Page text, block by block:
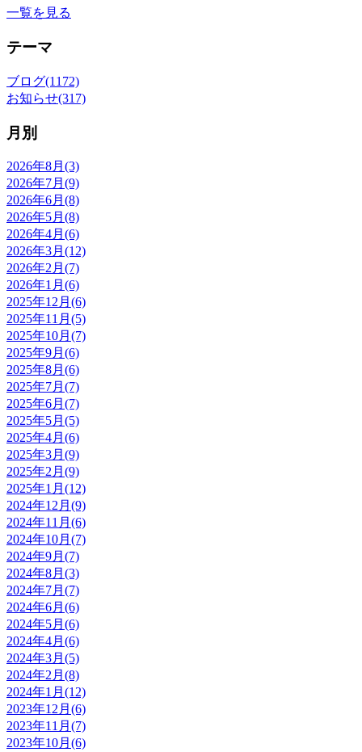
一覧を見る
テーマ
ブログ(1172)
お知らせ(317)
月別
2026年8月(3)
2026年7月(9)
2026年6月(8)
2026年5月(8)
2026年4月(6)
2026年3月(12)
2026年2月(7)
2026年1月(6)
2025年12月(6)
2025年11月(5)
2025年10月(7)
2025年9月(6)
2025年8月(6)
2025年7月(7)
2025年6月(7)
2025年5月(5)
2025年4月(6)
2025年3月(9)
2025年2月(9)
2025年1月(12)
2024年12月(9)
2024年11月(6)
2024年10月(7)
2024年9月(7)
2024年8月(3)
2024年7月(7)
2024年6月(6)
2024年5月(6)
2024年4月(6)
2024年3月(5)
2024年2月(8)
2024年1月(12)
2023年12月(6)
2023年11月(7)
2023年10月(6)